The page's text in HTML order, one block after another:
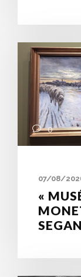
0
07/08/
«